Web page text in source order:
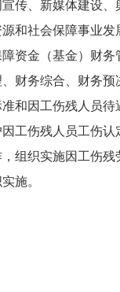
传、新媒体建设、
和社会保障事业发
资金（基金）财
财务综合、财务
和因工伤残人员
工伤残人员工伤
组织实施因工伤
施。